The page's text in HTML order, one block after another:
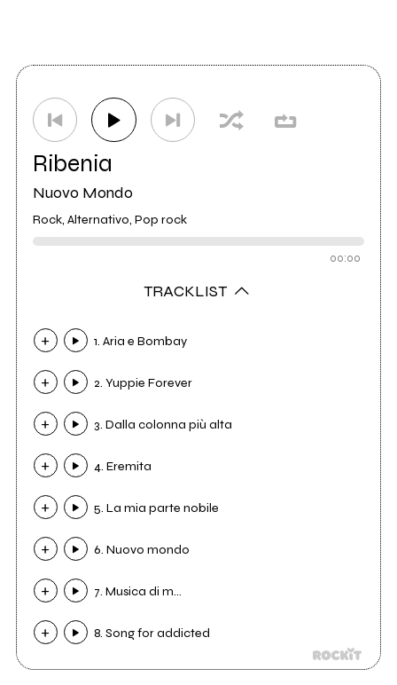
Ribenia
Nuovo Mondo
Rock, Alternativo, Pop rock
00:00
TRACKLIST
1. Aria e Bombay
2. Yuppie Forever
3. Dalla colonna più alta
4. Eremita
5. La mia parte nobile
6. Nuovo mondo
7. Musica di m...
8. Song for addicted